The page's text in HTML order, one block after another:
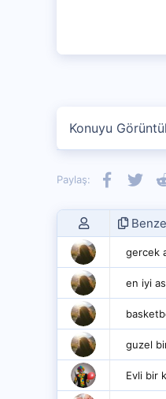
Konuyu
Paylaş: Facebook
gercek
en iyi
guzel
Evli bir